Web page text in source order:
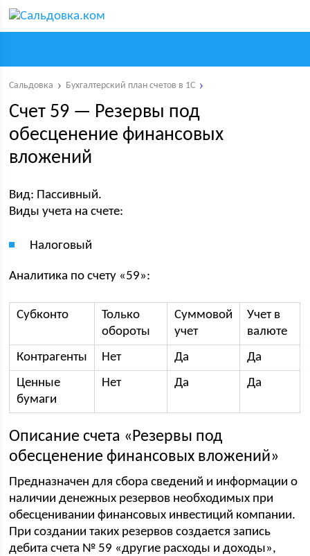
Сальдовка Бухгалтерский план счетов в 1С
Счет 59 — Резервы под
обесценение финансовых
вложений
Вид: Пассивный.
Виды учета на счете:
Налоговый
Аналитика по счету «59»:
Субконто
Только
обороты
Суммовой
учет
Учет в
валюте
Контрагенты
Нет Да
Да
Ценные
бумаги
Нет Да Да
Описание счета «Резервы под
обесценение финансовых вложений»
Предназначен для сбора сведений и информации о
наличии денежных резервов необходимых при
обесценивании финансовых инвестиций компании.
При создании таких резервов создается запись
дебита счета № 59 «другие расходы и доходы»,